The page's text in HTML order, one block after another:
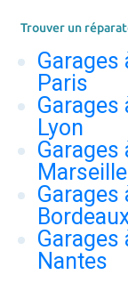
Trouver un
Garages
Paris
Garages
Lyon
Garages
Marseille
Garages
Garages
Nantes